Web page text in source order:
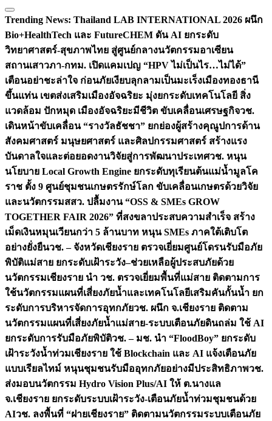
Trending News: Thailand LAB INTERNATIONAL 2026 ผนึก
Bio+HealthTech และ FutureCHEM ดัน AI ยกระดับ
วิทยาศาสตร์-สุขภาพไทย สู่ศูนย์กลางนวัตกรรมอาเซียน
สถานเสาวภา-กทม. เปิดแคมเปญ “HPV ไม่เป็นไร…ไม่ได้”
เตือนอย่าชะล่าใจ ก่อนภัยเงียบลุกลามเป็นมะเร็งเมืองทองธานี
ขึ้นแท่น เขตส่งเสริมเมืองอัจฉริยะ มุ่งยกระดับเทคโนโลยี สิ่ง
แวดล้อม ปักหมุด เมืองอัจฉริยะมีชีวิต ขับเคลื่อนเศรษฐกิจวช.
เดินหน้าขับเคลื่อน “รางวัลธัชชา” ยกย่องผู้สร้างคุณูปการด้าน
สังคมศาสตร์ มนุษยศาสตร์ และศิลปกรรมศาสตร์ สร้างแรง
บันดาลใจและต่อยอดงานวิจัยสู่การพัฒนาประเทศวช. หนุน
นโยบาย Local Growth Engine ยกระดับทุเรียนต้นแม่น้ำมูลโค
ราช ตั้ง 9 ศูนย์ชุมชนเกษตรรักษ์โลก ขับเคลื่อนเกษตรด้วยวิจัย
และนวัตกรรมสสว. ปลื้มงาน “OSS & SMEs GROW
TOGETHER FAIR 2026” ที่สงขลาประสบความสำเร็จ สร้าง
เม็ดเงินหมุนเวียนกว่า 5 ล้านบาท หนุน SMEs ภาคใต้เติบโต
อย่างยั่งยืนวช. – จังหวัดเชียงราย ตรวจเยี่ยมศูนย์โดรนรับมือภัย
พิบัติแม่สาย ยกระดับเฝ้าระวัง–ช่วยเหลือผู้ประสบภัยด้วย
นวัตกรรมเชียงราย นำ วช. ตรวจเยี่ยมพื้นที่แม่สาย ติดตามการ
ใช้นวัตกรรมแผนที่เสี่ยงภัยน้ำและเทคโนโลยีเสริมคันกั้นน้ำ ยก
ระดับการบริหารจัดการอุทกภัยวช. ผนึก จ.เชียงราย ติดตาม
นวัตกรรมแผนที่เสี่ยงภัยน้ำแม่สาย-ระบบเตือนภัยดินถล่ม ใช้ AI
ยกระดับการรับมือภัยพิบัติวช. – มช. นำ “FloodBoy” ยกระดับ
เฝ้าระวังน้ำท่วมเชียงราย ใช้ Blockchain และ AI แจ้งเตือนภัย
แบบเรียลไทม์ หนุนชุมชนรับมืออุทกภัยอย่างมีประสิทธิภาพวช.
ส่งมอบนวัตกรรม Hydro Vision Plus/AI ให้ ต.นางแล
จ.เชียงราย ยกระดับระบบเฝ้าระวัง-เตือนภัยน้ำท่วมชุมชนด้วย
AIวช. ลงพื้นที่ “ฝายเชียงราย” ติดตามนวัตกรรมระบบเตือนภัย